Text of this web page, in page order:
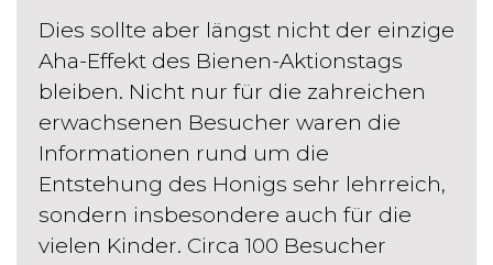
Dies sollte aber längst nicht der einzige
Aha-Effekt des Bienen-Aktionstags
bleiben. Nicht nur für die zahreichen
erwachsenen Besucher waren die
Informationen rund um die
Entstehung des Honigs sehr lehrreich,
sondern insbesondere auch für die
vielen Kinder. Circa 100 Besucher